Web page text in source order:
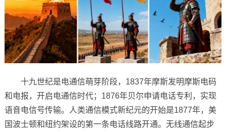
十九世纪是电通信萌芽阶段，1837年摩斯发明摩斯电码
和电报，开启电通信时代；1876年贝尔申请电话专利，实现
语音电信号传输。人类通信模式新纪元的开始是1877年，美
国波士顿和纽约架设的第一条电话线路开通。无线通信起步